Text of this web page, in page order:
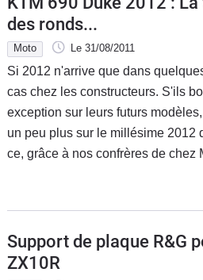
des ronds...
Moto Le 31/08/2011
Si 2012 n'arrive que dans
cas chez les constructeurs. S'ils
exception sur leurs futurs
un peu plus sur le millésime 2012
ce, grâce à nos confrères de chez
Support de plaque R&G
ZX10R